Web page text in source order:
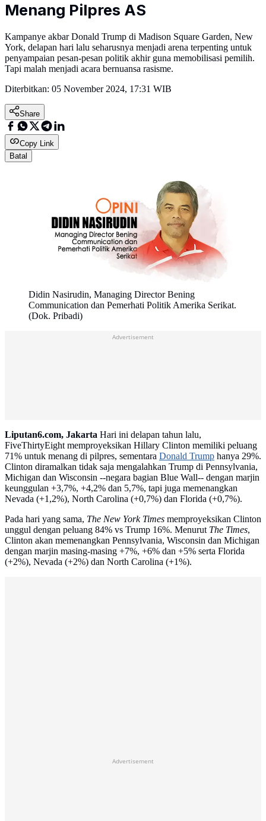
Menang Pilpres AS
Kampanye akbar Donald Trump di Madison Square Garden, New
York, delapan hari lalu seharusnya menjadi arena terpenting untuk
penyampaian pesan-pesan politik akhir guna memobilisasi pemilih.
Tapi malah menjadi acara bernuansa rasisme.
Diterbitkan: 05 November 2024, 17:31 WIB
Share
Copy Link
Batal
Didin Nasirudin, Managing Director Bening
Communication dan Pemerhati Politik Amerika Serikat.
(Dok. Pribadi)
Advertisement
Liputan6.com, Jakarta Hari ini delapan tahun lalu,
FiveThirtyEight memproyeksikan Hillary Clinton memiliki peluang
71% untuk menang di pilpres, sementara Donald Trump hanya 29%.
Clinton diramalkan tidak saja mengalahkan Trump di Pennsylvania,
Michigan dan Wisconsin --negara bagian Blue Wall-- dengan marjin
keunggulan +3,7%, +4,2% dan 5,7%, tapi juga memenangkan
Nevada (+1,2%), North Carolina (+0,7%) dan Florida (+0,7%).
Pada hari yang sama, The New York Times memproyeksikan Clinton
unggul dengan peluang 84% vs Trump 16%. Menurut The Times,
Clinton akan memenangkan Pennsylvania, Wisconsin dan Michigan
dengan marjin masing-masing +7%, +6% dan +5% serta Florida
(+2%), Nevada (+2%) dan North Carolina (+1%).
Advertisement